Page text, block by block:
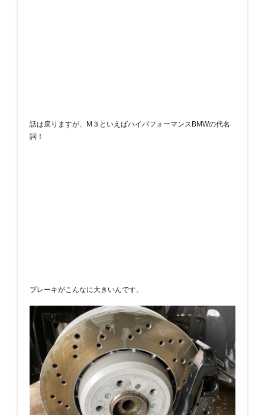
話は戻りますが、M３といえばハイパフォーマンスBMWの代名
詞！
ブレーキがこんなに大きいんです。